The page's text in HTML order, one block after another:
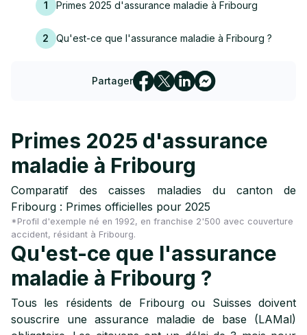
1 Primes 2025 d'assurance maladie à Fribourg
2 Qu'est-ce que l'assurance maladie à Fribourg ?
Partager
Primes 2025 d'assurance
maladie à Fribourg
Comparatif des caisses maladies du canton de
Fribourg : Primes officielles pour 2025
*Profil d'exemple né en 1992, en franchise 2'500 avec couverture
accident, résidant à Fribourg.
Qu'est-ce que l'assurance
maladie à Fribourg ?
Tous les résidents de Fribourg ou Suisses doivent
souscrire une assurance maladie de base (LAMal)